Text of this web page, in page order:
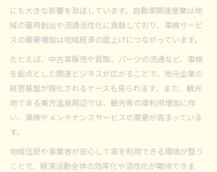
にも大きな影響を及ぼしています。自動車関連産業は地
域の雇用創出や流通活性化に貢献しており、車検サービ
スの需要増加は地域経済の底上げにつながっています。
たとえば、中古車販売や買取、パーツの流通など、車検
を起点とした関連ビジネスが広がることで、地元企業の
経営基盤が強化されるケースも見られます。また、観光
地である美方温泉周辺では、観光客の車利用増加に伴
い、車検やメンテナンスサービスの需要が高まっていま
す。
地域住民や事業者が安心して車を利用できる環境が整う
ことで、経済活動全体の効率化や活性化が期待できま